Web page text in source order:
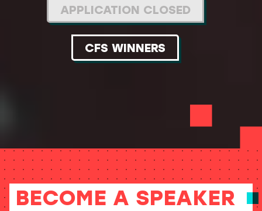
APPLICATION CLOSED
CFS WINNERS
BECOME A SPEAKER